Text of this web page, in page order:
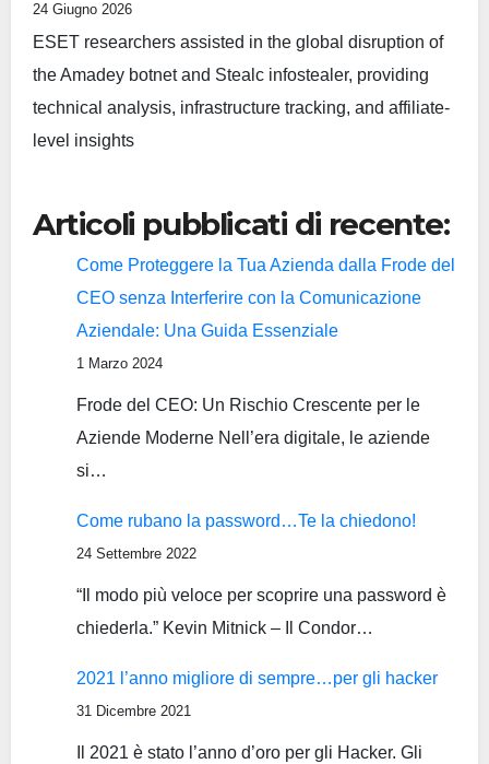
24 Giugno 2026
ESET researchers assisted in the global disruption of
the Amadey botnet and Stealc infostealer, providing
technical analysis, infrastructure tracking, and affiliate-
level insights
Articoli pubblicati di recente:
Come Proteggere la Tua Azienda dalla Frode del
CEO senza Interferire con la Comunicazione
Aziendale: Una Guida Essenziale
1 Marzo 2024
Frode del CEO: Un Rischio Crescente per le
Aziende Moderne Nell’era digitale, le aziende
si…
Come rubano la password…Te la chiedono!
24 Settembre 2022
“Il modo più veloce per scoprire una password è
chiederla.” Kevin Mitnick – Il Condor…
2021 l’anno migliore di sempre…per gli hacker
31 Dicembre 2021
Il 2021 è stato l’anno d’oro per gli Hacker. Gli